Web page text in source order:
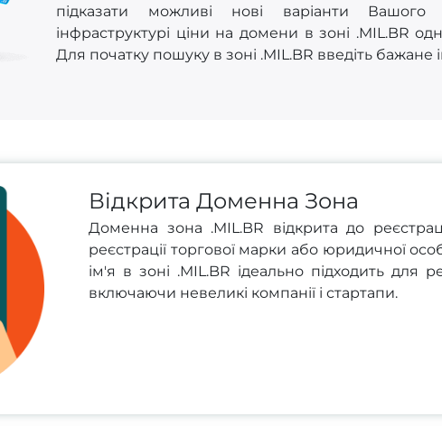
підказати можливі нові варіанти Вашого
інфраструктурі ціни на домени в зоні .MIL.BR
Для початку пошуку в зоні .MIL.BR введіть бажане
Відкрита Доменна Зона
Доменна зона .MIL.BR відкрита до
реєстрації торгової марки або юридичної
ім'я в зоні .MIL.BR ідеально підходить для
включаючи невеликі компанії і стартапи.